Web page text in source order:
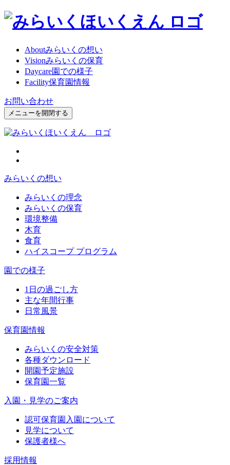
Aboutみらいくの想い
Visionみらいくの保育
Daycare園での様子
Facility保育園情報
お問い合わせ
メニューを開閉する
みらいくの想い
みらいくの理念
みらいくの保育
環境整備
木育
食育
ハイスコープ プログラム
園での様子
1日の過ごし方
主な年間行事
日常風景
保育園情報
みらいくの安全対策
各種ダウンロード
開園予定施設
保育園一覧
入園・見学のご案内
認可保育園入園について
見学について
保護者様へ
採用情報